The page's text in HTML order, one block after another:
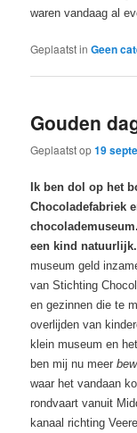
waren vandaag al
Geplaatst in Geen
Gouden
Geplaatst op19
Ik ben dol op het
Chocoladefabriek
een kind natuurlijk.
museum geld
van Stichting
en gezinnen die te
overlijden van
klein museum en
ben mij nu meer
waar het vandaan
rondvaart vanuit
kanaal richting